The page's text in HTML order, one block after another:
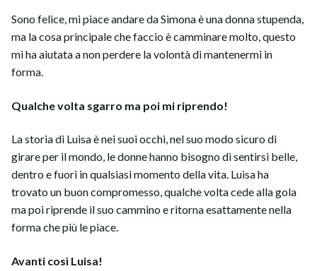
Sono felice, mi piace andare da Simona è una donna stupenda,
ma la cosa principale che faccio è camminare molto, questo
mi ha aiutata a non perdere la volontà di mantenermi in
forma.
Qualche volta sgarro ma poi mi riprendo!
La storia di Luisa è nei suoi occhi, nel suo modo sicuro di
girare per il mondo, le donne hanno bisogno di sentirsi belle,
dentro e fuori in qualsiasi momento della vita. Luisa ha
trovato un buon compromesso, qualche volta cede alla gola
ma poi riprende il suo cammino e ritorna esattamente nella
forma che più le piace.
Avanti così Luisa!